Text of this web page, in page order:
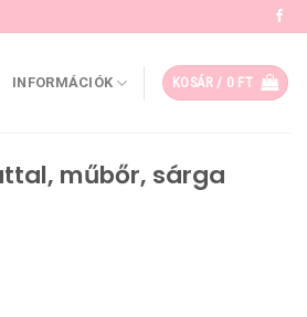
INFORMÁCIÓK KOSÁR / 0 FT
műbőr, sárga